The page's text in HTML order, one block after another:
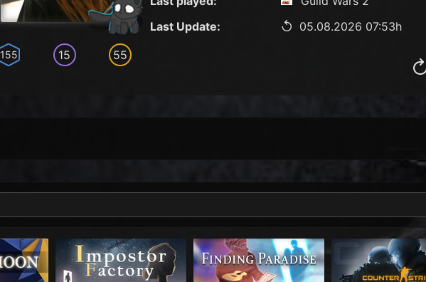
155 15 55
Last Update:
05.08.2026 07:53h
Genres